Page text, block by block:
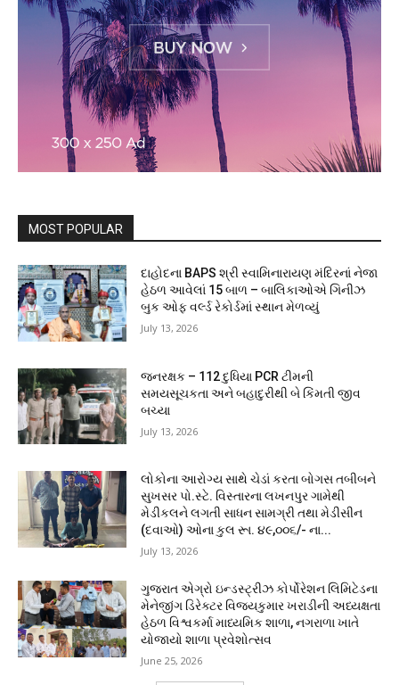
MOST POPULAR
દાહોદના BAPS શ્રી સ્વામિનારાયણ મંદિરનાં નેજા
હેઠળ આવેલાં 15 બાળ – બાલિકાઓએ ગિનીઝ
બુક ઓફ વર્લ્ડ રેકોર્ડમાં સ્થાન મેળવ્યું
July 13, 2026
જનરક્ષક – 112 દુધિયા PCR ટીમની
સમયસૂચકતા અને બહાદુરીથી બે કિંમતી જીવ
બચ્યા
July 13, 2026
લોકોના આરોગ્ય સાથે ચેડાં કરતા બોગસ તબીબને
સુખસર પો.સ્ટે. વિસ્તારના લખનપુર ગામેથી
મેડીકલને લગતી સાધન સામગ્રી તથા મેડીસીન
(દવાઓ) ઓના કુલ રૂા. ૪૯,૦૦૬/- ના...
July 13, 2026
ગુજરાત એગ્રો ઇન્ડસ્ટ્રીઝ કોર્પોરેશન લિમિટેડના
મેનેજીંગ ડિરેક્ટર વિજયકુમાર ખરાડીની અધ્યક્ષતા
હેઠળ વિશ્વકર્મા માધ્યમિક શાળા, નગરાળા ખાતે
યોજાયો શાળા પ્રવેશોત્સવ
June 25, 2026